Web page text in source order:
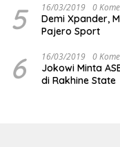
5 16/03/2019 0
Demi Xpander,
Pajero Sport
6 16/03/2019 0
Jokowi Minta
di Rakhine State